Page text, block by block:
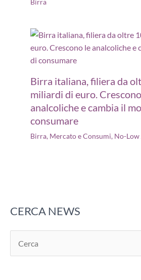
Birra
Birra italiana, filiera da
miliardi di euro.
analcoliche e cambia il
consumare
Birra, Mercato e Consumi, No-
CERCA NEWS
e